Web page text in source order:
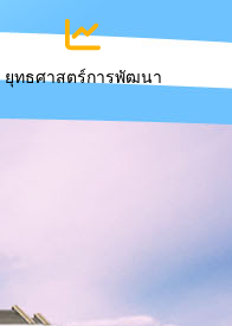
ยุทธศาสตร์การพัฒนา